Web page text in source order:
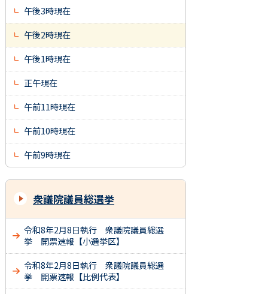
午後3時現在
午後2時現在
午後1時現在
正午現在
午前11時現在
午前10時現在
午前9時現在
衆議院議員総選挙
令和8年2月8日執行 衆議院議員総選
挙 開票速報【小選挙区】
令和8年2月8日執行 衆議院議員総選
挙 開票速報【比例代表】